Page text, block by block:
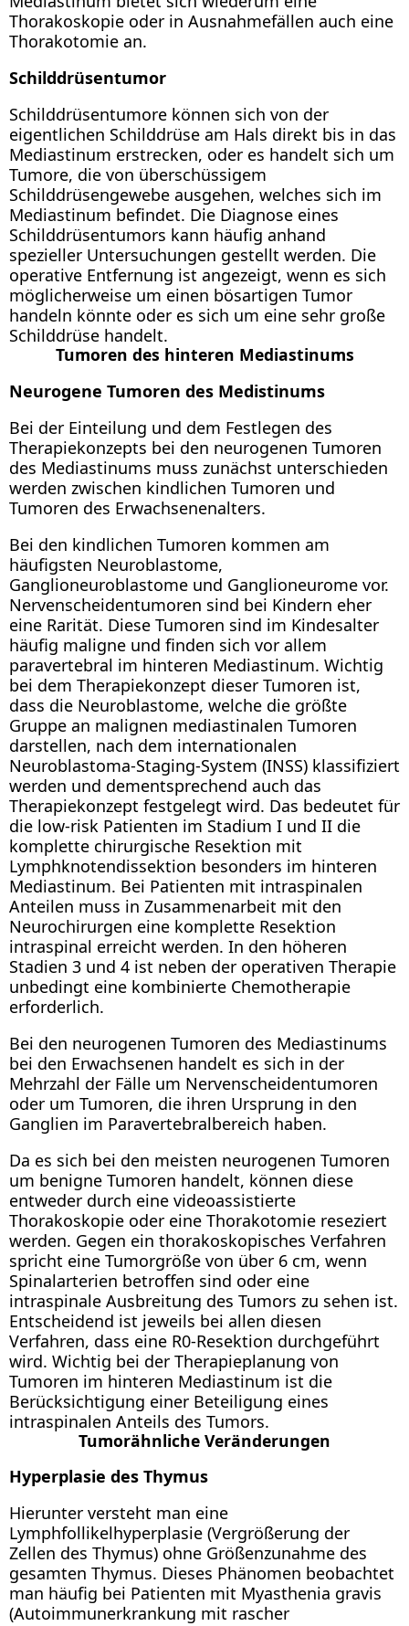
Thorakoskopie oder in Ausnahmefällen auch eine
Thorakotomie an.
Schilddrüsentumor
Schilddrüsentumore können sich von der
eigentlichen Schilddrüse am Hals direkt bis in das
Mediastinum erstrecken, oder es handelt sich um
Tumore, die von überschüssigem
Schilddrüsengewebe ausgehen, welches sich im
Mediastinum befindet. Die Diagnose eines
Schilddrüsentumors kann häufig anhand
spezieller Untersuchungen gestellt werden. Die
operative Entfernung ist angezeigt, wenn es sich
möglicherweise um einen bösartigen Tumor
handeln könnte oder es sich um eine sehr große
Schilddrüse handelt.
Tumoren des hinteren Mediastinums
Neurogene Tumoren des Medistinums
Bei der Einteilung und dem Festlegen des
Therapiekonzepts bei den neurogenen Tumoren
des Mediastinums muss zunächst unterschieden
werden zwischen kindlichen Tumoren und
Tumoren des Erwachsenenalters.
Bei den kindlichen Tumoren kommen am
häufigsten Neuroblastome,
Ganglioneuroblastome und Ganglioneurome vor.
Nervenscheidentumoren sind bei Kindern eher
eine Rarität. Diese Tumoren sind im Kindesalter
häufig maligne und finden sich vor allem
paravertebral im hinteren Mediastinum. Wichtig
bei dem Therapiekonzept dieser Tumoren ist,
dass die Neuroblastome, welche die größte
Gruppe an malignen mediastinalen Tumoren
darstellen, nach dem internationalen
Neuroblastoma-Staging-System (INSS) klassifiziert
werden und dementsprechend auch das
Therapiekonzept festgelegt wird. Das bedeutet für
die low-risk Patienten im Stadium I und II die
komplette chirurgische Resektion mit
Lymphknotendissektion besonders im hinteren
Mediastinum. Bei Patienten mit intraspinalen
Anteilen muss in Zusammenarbeit mit den
Neurochirurgen eine komplette Resektion
intraspinal erreicht werden. In den höheren
Stadien 3 und 4 ist neben der operativen Therapie
unbedingt eine kombinierte Chemotherapie
erforderlich.
Bei den neurogenen Tumoren des Mediastinums
bei den Erwachsenen handelt es sich in der
Mehrzahl der Fälle um Nervenscheidentumoren
oder um Tumoren, die ihren Ursprung in den
Ganglien im Paravertebralbereich haben.
Da es sich bei den meisten neurogenen Tumoren
um benigne Tumoren handelt, können diese
entweder durch eine videoassistierte
Thorakoskopie oder eine Thorakotomie reseziert
werden. Gegen ein thorakoskopisches Verfahren
spricht eine Tumorgröße von über 6 cm, wenn
Spinalarterien betroffen sind oder eine
intraspinale Ausbreitung des Tumors zu sehen ist.
Entscheidend ist jeweils bei allen diesen
Verfahren, dass eine R0-Resektion durchgeführt
wird. Wichtig bei der Therapieplanung von
Tumoren im hinteren Mediastinum ist die
Berücksichtigung einer Beteiligung eines
intraspinalen Anteils des Tumors.
Tumorähnliche Veränderungen
Hyperplasie des Thymus
Hierunter versteht man eine
Lymphfollikelhyperplasie (Vergrößerung der
Zellen des Thymus) ohne Größenzunahme des
gesamten Thymus. Dieses Phänomen beobachtet
man häufig bei Patienten mit Myasthenia gravis
(Autoimmunerkrankung mit rascher